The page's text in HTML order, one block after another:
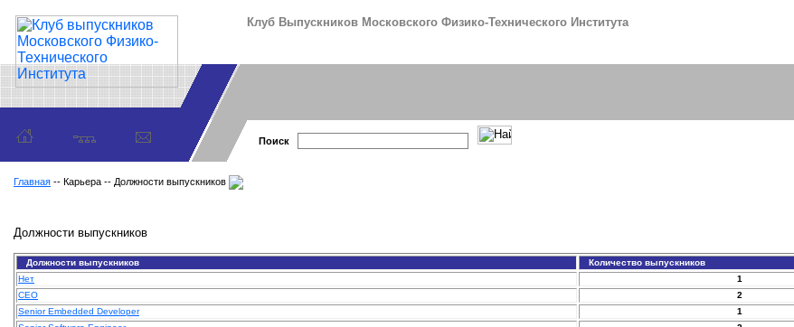
Клуб Выпускников Московского Физико-Технического Института
Поиск
Главная -- Карьера -- Должности выпускников
Должности выпускников
Должности выпускников
Количество выпускников
Нет
1
CEO
2
Senior Embedded Developer
1